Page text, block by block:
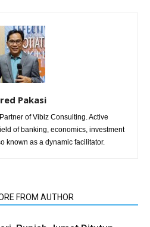
Pakasi
of Vibiz Consulting. Active
of banking, economics, investment
known as a dynamic facilitator.
FROM AUTHOR